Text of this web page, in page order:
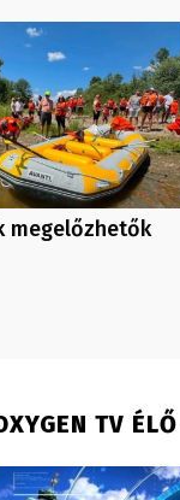
megelőzhetők
TV